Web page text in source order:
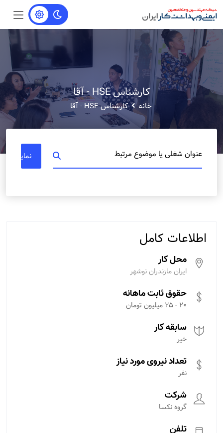
کارشناس HSE - آقا
خانه کارشناس HSE - آقا
عنوان شغلی یا موضوع مرتبط نمایش
اطلاعات کامل
محل کار
ایران مازندران نوشهر
حقوق ثابت ماهانه
20 - 25 میلیون تومان
سابقه کار
خیر
تعداد نیروی مورد نیاز
نفر
شرکت
گروه نکسا
تلفن